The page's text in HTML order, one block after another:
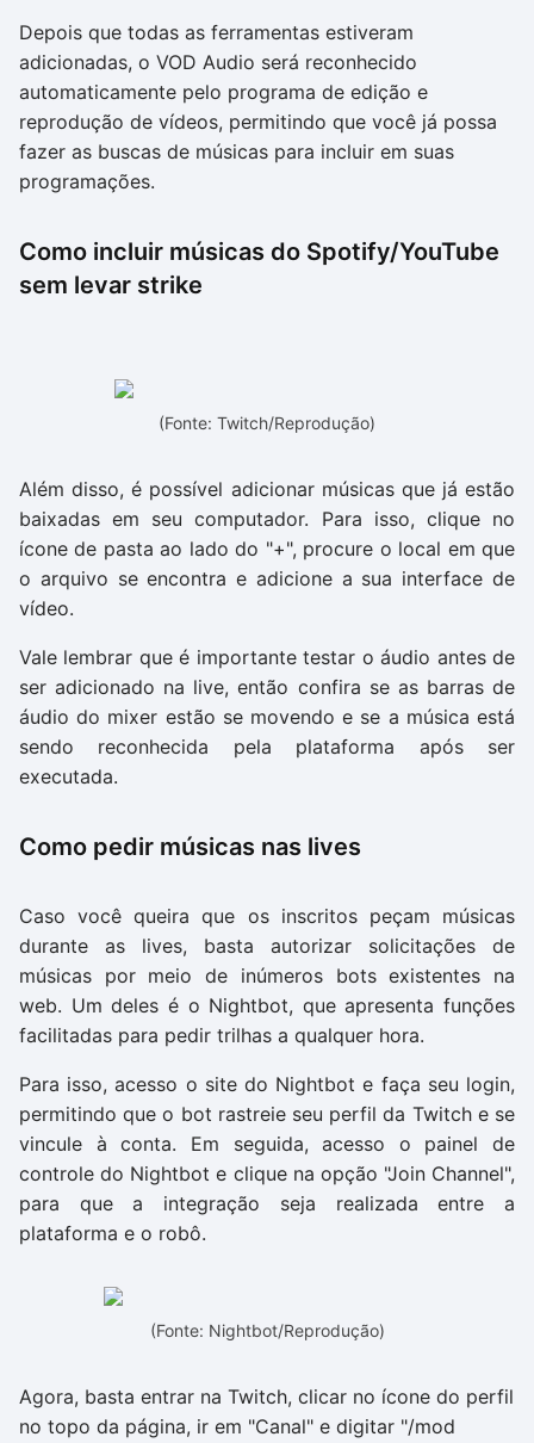
Depois que todas as ferramentas estiveram
adicionadas, o VOD Audio será reconhecido
automaticamente pelo programa de edição e
reprodução de vídeos, permitindo que você já possa
fazer as buscas de músicas para incluir em suas
programações.
Como incluir músicas do Spotify/YouTube
sem levar strike
(Fonte: Twitch/Reprodução)
Além disso, é possível adicionar músicas que já estão
baixadas em seu computador. Para isso, clique no
ícone de pasta ao lado do "+", procure o local em que
o arquivo se encontra e adicione a sua interface de
vídeo.
Vale lembrar que é importante testar o áudio antes de
ser adicionado na live, então confira se as barras de
áudio do mixer estão se movendo e se a música está
sendo reconhecida pela plataforma após ser
executada.
Como pedir músicas nas lives
Caso você queira que os inscritos peçam músicas
durante as lives, basta autorizar solicitações de
músicas por meio de inúmeros bots existentes na
web. Um deles é o Nightbot, que apresenta funções
facilitadas para pedir trilhas a qualquer hora.
Para isso, acesso o site do Nightbot e faça seu login,
permitindo que o bot rastreie seu perfil da Twitch e se
vincule à conta. Em seguida, acesso o painel de
controle do Nightbot e clique na opção "Join Channel",
para que a integração seja realizada entre a
plataforma e o robô.
(Fonte: Nightbot/Reprodução)
Agora, basta entrar na Twitch, clicar no ícone do perfil
no topo da página, ir em "Canal" e digitar "/mod